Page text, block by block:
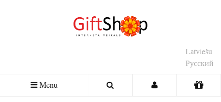
Latviešu
Русский
Menu